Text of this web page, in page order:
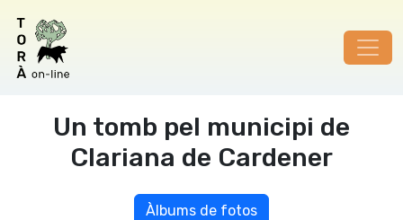
Un tomb pel municipi de
Clariana de Cardener
Àlbums de fotos